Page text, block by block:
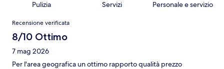
Pulizia Servizi Personale e servizio
Recensioni
Recensione verificata
8/10 Ottimo
7 mag 2026
Per l'area geografica un ottimo rapporto qualità prezzo